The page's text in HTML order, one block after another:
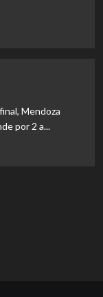
Mendoza
por 2 a...